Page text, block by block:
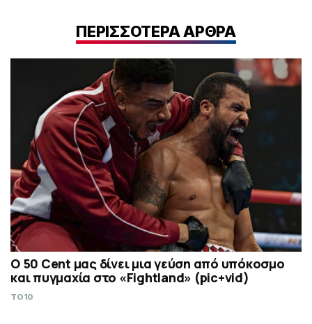
ΠΕΡΙΣΣΟΤΕΡΑ ΑΡΘΡΑ
Ο 50 Cent μας δίνει μια γεύση από υπόκοσμο
και πυγμαχία στο «Fightland» (pic+vid)
TO10